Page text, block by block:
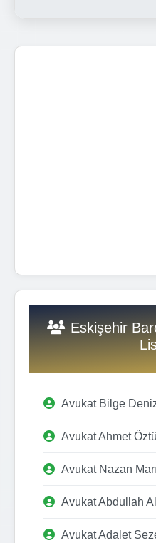
Eskişehir
Avukat Bilge
Avukat Ahmet
Avukat Nazan
Avukat Abdullah
Avukat Adalet